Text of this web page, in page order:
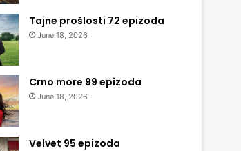
Tajne prošlosti 72 epizoda
June 18, 2026
Crno more 99 epizoda
June 18, 2026
Velvet 95 epizoda